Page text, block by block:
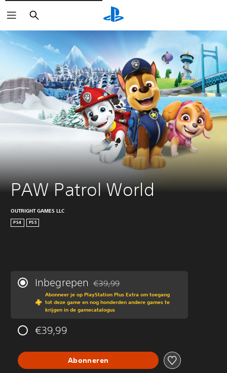
Zoeken
PAW Patrol World
OUTRIGHT GAMES LLC
PS4 PS5
Inbegrepen Korting ten opzichte van de
€39,99
Abonneer je op PlayStation Plus Extra om toegang
tot deze game en nog honderden andere games te
krijgen in de gamecatalogus
€39,99
Abonneren